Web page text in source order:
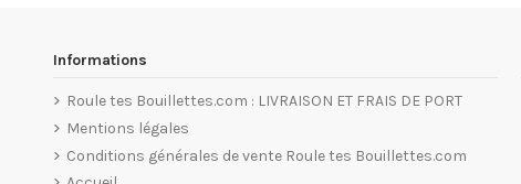
Informations
Roule tes Bouillettes.com : LIVRAISON ET FRAIS DE PORT
Mentions légales
Conditions générales de vente Roule tes Bouillettes.com